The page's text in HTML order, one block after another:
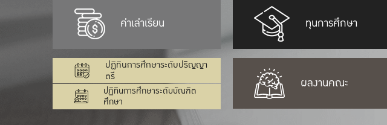
ค่าเล่าเรียน
ปฏิทินการศึกษาระดับปริญญา
ตรี
ปฏิทินการศึกษาระดับบัณฑิต
ศึกษา
ทุนการศึกษา
ผลงานคณะ